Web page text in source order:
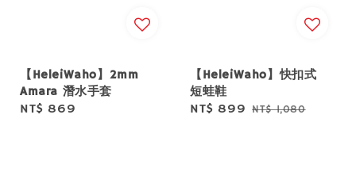
【HeleiWaho】2mm
Amara 潛水手套
Regular
NT$ 869
【HeleiWaho】快扣式
短蛙鞋
Sale
NT$ 899 Regular
NT$ 1,080